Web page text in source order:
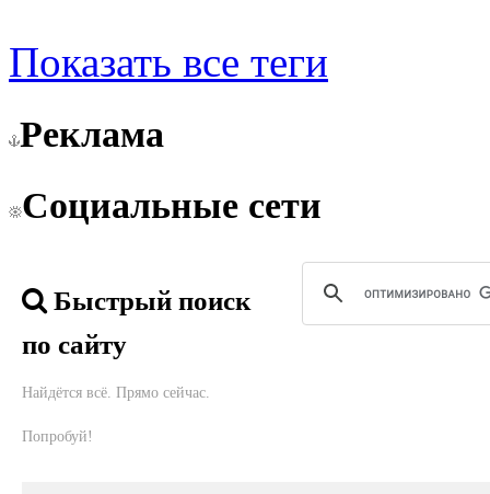
Показать все теги
Реклама
Социальные сети
Быстрый поиск
по сайту
Найдётся всё. Прямо сейчас.
Попробуй!